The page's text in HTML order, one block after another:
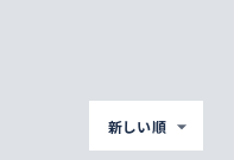
新しい順